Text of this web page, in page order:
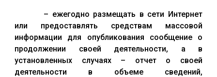
– ежегодно размещать в сети Интернет
или предоставлять средствам массовой
информации для опубликования сообщение о
продолжении своей деятельности, а в
установленных случаях – отчет о своей
деятельности в объеме сведений,